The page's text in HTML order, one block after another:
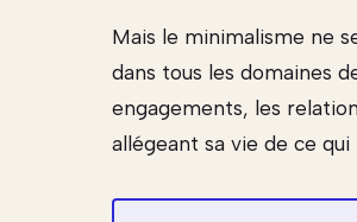
Mais le minimalisme ne
dans tous les domaines
engagements, les
allégeant sa vie de ce